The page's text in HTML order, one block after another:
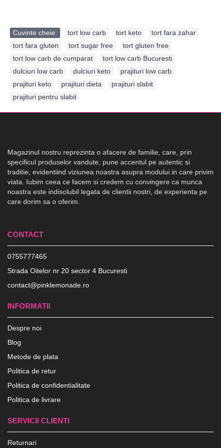
Cuvinte cheie: tort low carb tort keto tort fara zahar
tort fara gluten
tort sugar free tort gluten free
tort low carb de cumparat
tort low carb Bucuresti
dulciuri low carb
dulciuri keto prajituri low carb
prajituri keto
prajituri dieta prajituri slabit
prajituri pentru slabit
Magazinul nostru reprezinta o afacere de familie, care, prin
specificul produselor vandute, pune accentul pe autentic si
traditie, evidentiind viziunea noastra asupra modului in care privim
viata. Iubim ceea ce facem si credem cu convingere ca munca
noastra este indisolubil legata de clientii nostri, de experienta pe
care dorim sa o oferim.
CONTACT
0755777465
Strada Oitelor nr 20 sector 4 Bucuresti
contact@pinklemonade.ro
INFORMATII
Despre noi
Blog
Metode de plata
Politica de retur
Politica de confidentialitate
Politica de livrare
SERVICII CLIENTI
Returnari